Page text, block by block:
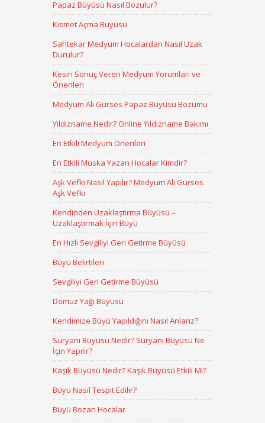
Papaz Büyüsü Nasıl Bozulur?
Kısmet Açma Büyüsü
Sahtekar Medyum Hocalardan Nasıl Uzak
Durulur?
Kesin Sonuç Veren Medyum Yorumları ve
Önerileri
Medyum Ali Gürses Papaz Büyüsü Bozumu
Yıldızname Nedir? Online Yıldızname Bakımı
En Etkili Medyum Önerileri
En Etkili Muska Yazan Hocalar Kimdir?
Aşk Vefki Nasıl Yapılır? Medyum Ali Gürses
Aşk Vefki
Kendinden Uzaklaştırma Büyüsü –
Uzaklaştırmak İçin Büyü
En Hızlı Sevgiliyi Geri Getirme Büyüsü
Büyü Belirtileri
Sevgiliyi Geri Getirme Büyüsü
Domuz Yağı Büyüsü
Kendimize Büyü Yapıldığını Nasıl Anlarız?
Süryani Büyüsü Nedir? Süryani Büyüsü Ne
İçin Yapılır?
Kaşık Büyüsü Nedir? Kaşık Büyüsü Etkili Mi?
Büyü Nasıl Tespit Edilir?
Büyü Bozan Hocalar